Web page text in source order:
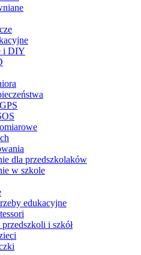
i DIY
dla przedszkolaków
w szkole
edukacyjne
i szkół